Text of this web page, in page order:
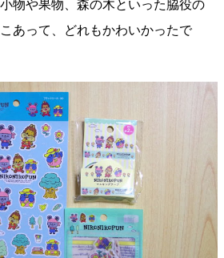
物や果物、森の木といった脇役の
あって、どれもかわいかったで